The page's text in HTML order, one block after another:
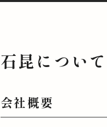
石昆について
会社概要